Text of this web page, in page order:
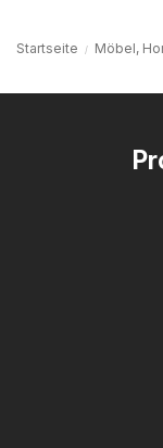
Startseite Möbel,